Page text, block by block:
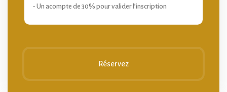
- Un acompte de 30% pour valider l’inscription
Réservez